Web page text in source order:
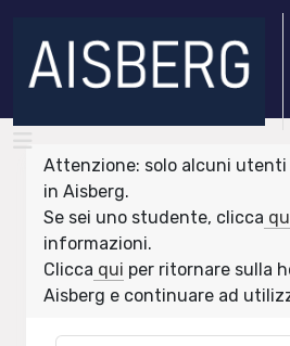
Attenzione: solo alcuni utenti
in Aisberg.
Se sei uno studente, clicca
informazioni.
Clicca qui per ritornare sulla
Aisberg e continuare ad